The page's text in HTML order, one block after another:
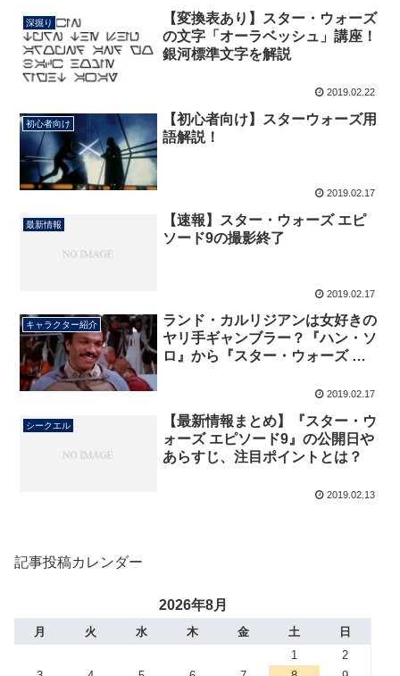
深掘り
【変換表あり】スター・ウォーズ
の文字「オーラベッシュ」講座！
銀河標準文字を解説
2019.02.22
初心者向け
【初心者向け】スターウォーズ用
語解説！
2019.02.17
最新情報
【速報】スター・ウォーズ エピ
ソード9の撮影終了
2019.02.17
キャラクター紹介
ランド・カルリジアンは女好きの
ヤリ手ギャンブラー？『ハン・ソ
ロ』から『スター・ウォーズ エ
2019.02.17
シークエル
【最新情報まとめ】『スター・ウ
ォーズ エピソード9』の公開日や
あらすじ、注目ポイントとは？
2019.02.13
記事投稿カレンダー
2026年8月
月 火 水 木 金 土
日
1
2